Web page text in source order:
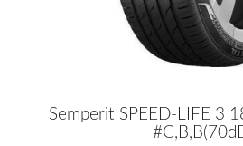
Semperit SPEED-LIFE 3